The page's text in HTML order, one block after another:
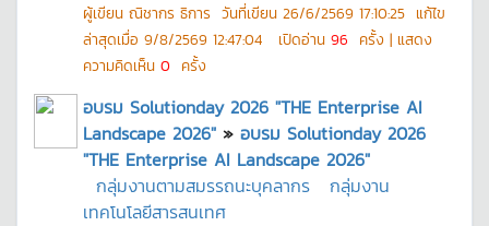
ผู้เขียน ณิชากร ธิการ วันที่เขียน 26/6/2569 17:10:25 แก้ไข
ล่าสุดเมื่อ 9/8/2569 12:47:04 เปิดอ่าน 96 ครั้ง | แสดง
ความคิดเห็น 0 ครั้ง
อบรม Solutionday 2026 "THE Enterprise AI
Landscape 2026" » อบรม Solutionday 2026
"THE Enterprise AI Landscape 2026"
กลุ่มงานตามสมรรถนะบุคลากร
กลุ่มงาน
เทคโนโลยีสารสนเทศ